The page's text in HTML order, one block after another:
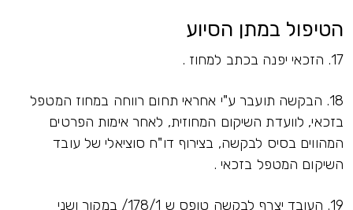
הטיפול במתן הסיוע
17. הזכאי יפנה בכתב למחוז .
18. הבקשה תועבר ע"י אחראי תחום רווחה במחוז המטפל
בזכאי, לוועדת השיקום המחוזית, לאחר אימות הפרטים
המהווים בסיס לבקשה, בצירוף דו"ח סוציאלי של עובד
השיקום המטפל בזכאי .
19. העובד יצרף לבקשה טופס ש 178/1/ במקור ושני